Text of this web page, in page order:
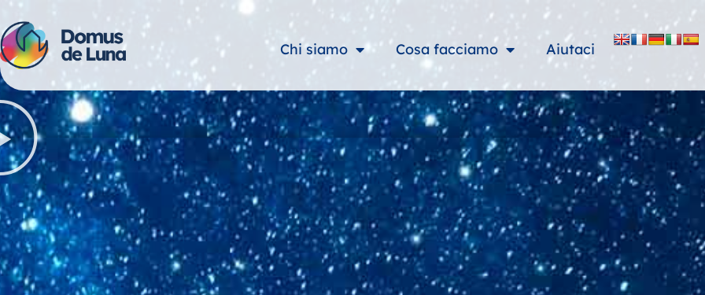
Vai
al
contenuto
Chi siamo Cosa facciamo Aiutaci